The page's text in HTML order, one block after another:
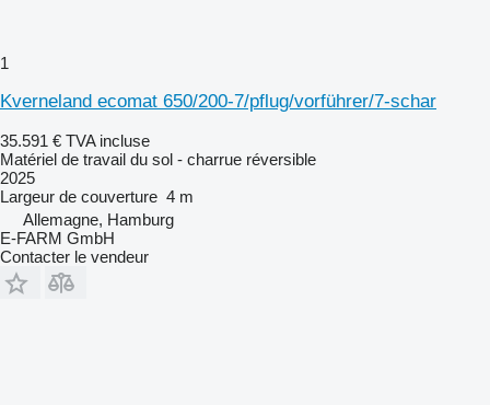
1
Kverneland ecomat 650/200-7/pflug/vorführer/7-schar
35.591 € TVA incluse
Matériel de travail du sol - charrue réversible
2025
Largeur de couverture 4 m
Allemagne, Hamburg
E-FARM GmbH
Contacter le vendeur